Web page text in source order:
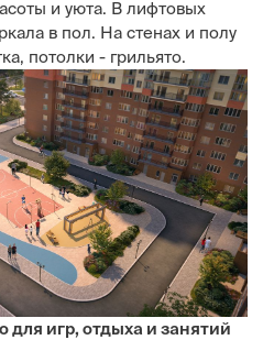
и уюта. В лифтовых
в пол. На стенах и полу
потолки - грильято.
игр, отдыха и занятий